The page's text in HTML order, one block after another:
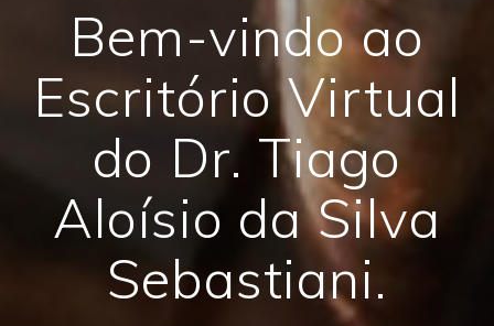
Bem-vindo ao
Escritório Virtual
do Dr. Tiago
Aloísio da Silva
Sebastiani.